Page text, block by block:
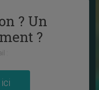
? Un
?
: